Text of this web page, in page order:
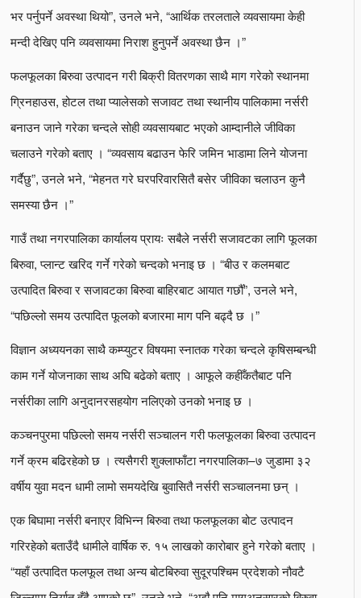
भर पर्नुपर्ने अवस्था थियो”, उनले भने, “आर्थिक तरलताले व्यवसायमा केही
मन्दी देखिए पनि व्यवसायमा निराश हुनुपर्ने अवस्था छैन ।”
फलफूलका बिरुवा उत्पादन गरी बिक्री वितरणका साथै माग गरेको स्थानमा
ग्रिनहाउस, होटल तथा प्यालेसको सजावट तथा स्थानीय पालिकामा नर्सरी
बनाउन जाने गरेका चन्दले सोही व्यवसायबाट भएको आम्दानीले जीविका
चलाउने गरेको बताए । “व्यवसाय बढाउन फेरि जमिन भाडामा लिने योजना
गर्दैछु”, उनले भने, “मेहनत गरे घरपरिवारसितै बसेर जीविका चलाउन कुनै
समस्या छैन ।”
गाउँ तथा नगरपालिका कार्यालय प्रायः सबैले नर्सरी सजावटका लागि फूलका
बिरुवा, प्लान्ट खरिद गर्ने गरेको चन्दको भनाइ छ । “बीउ र कलमबाट
उत्पादित बिरुवा र सजावटका बिरुवा बाहिरबाट आयात गर्छौँ”, उनले भने,
“पछिल्लो समय उत्पादित फूलको बजारमा माग पनि बढ्दै छ ।”
विज्ञान अध्ययनका साथै कम्प्युटर विषयमा स्नातक गरेका चन्दले कृषिसम्बन्धी
काम गर्ने योजनाका साथ अघि बढेको बताए । आफूले कहीँकतैबाट पनि
नर्सरीका लागि अनुदानरसहयोग नलिएको उनको भनाइ छ ।
कञ्चनपुरमा पछिल्लो समय नर्सरी सञ्चालन गरी फलफूलका बिरुवा उत्पादन
गर्ने क्रम बढिरहेको छ । त्यसैगरी शुक्लाफाँटा नगरपालिका–७ जुडामा ३२
वर्षीय युवा मदन धामी लामो समयदेखि बुवासितै नर्सरी सञ्चालनमा छन् ।
एक बिघामा नर्सरी बनाएर विभिन्न बिरुवा तथा फलफूलका बोट उत्पादन
गरिरहेको बताउँदै धामीले वार्षिक रु. १५ लाखको कारोबार हुने गरेको बताए ।
“यहाँ उत्पादित फलफूल तथा अन्य बोटबिरुवा सुदूरपश्चिम प्रदेशको नौवटै